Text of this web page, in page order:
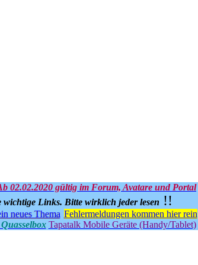
02.02.2020 gültig im Forum, Avatare und Portal
wichtige Links. Bitte wirklich jeder lesen !!
neues Thema Fehlermeldungen kommen hier rein
Tapatalk Mobile Geräte (Handy/Tablet)